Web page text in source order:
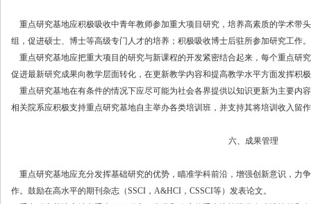
重点研究基地应积极吸收中青年教师参加重大项目研究，培养高素质的学术带
组，促进硕士、博士等高级专门人才的培养；积极吸收博士后驻所参加研究工作。
重点研究基地应把重大项目的研究与新课程的开发紧密结合起来，每个重点研
促进最新研究成果向教学层面转化，在更新教学内容和提高教学水平方面发挥积
重点研究基地在有条件的情况下应尽可能为社会各界提供以知识更新为主要内
相关院系应积极支持重点研究基地自主举办各类培训班，并支持其将培训收入留
六、成果管理
重点研究基地应充分发挥基础研究的优势，瞄准学科前沿，增强创新意识，力
作。鼓励在高水平的期刊杂志（SSCI，A&HCI，CSSCI等）发表论文。